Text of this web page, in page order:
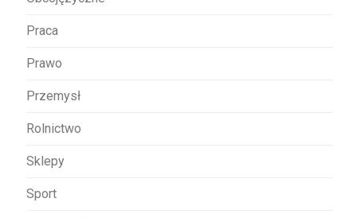
Praca
Prawo
Przemysł
Rolnictwo
Sklepy
Sport